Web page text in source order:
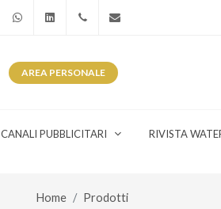
WhatsAppLinkedin+39 345 281 0246
AREA PERSONALE
CANALI PUBBLICITARI RIVISTA
Home Prodotti